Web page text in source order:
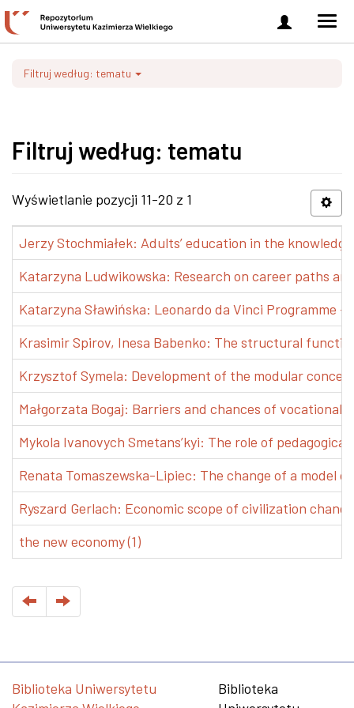
Zaloguj
się
Filtruj według: tematu
Filtruj według: tematu
Wyświetlanie pozycji 11-20 z 1
Jerzy Stochmiałek: Adults’ education in the
Katarzyna Ludwikowska: Research on career paths
Katarzyna Sławińska: Leonardo da Vinci Programme
Krasimir Spirov, Inesa Babenko: The structural
Krzysztof Symela: Development of the modular
Małgorzata Bogaj: Barriers and chances of vocational
Mykola Ivanovych Smetans’kyi: The role of
Renata Tomaszewska-Lipiec: The change of a model
Ryszard Gerlach: Economic scope of civilization
the new economy (1)
Biblioteka Uniwersytetu
Biblioteka